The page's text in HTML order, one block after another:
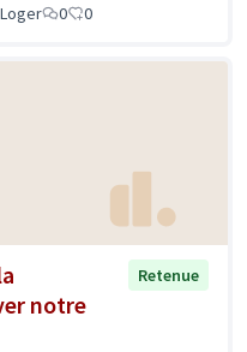
0 0
notre
Retenue